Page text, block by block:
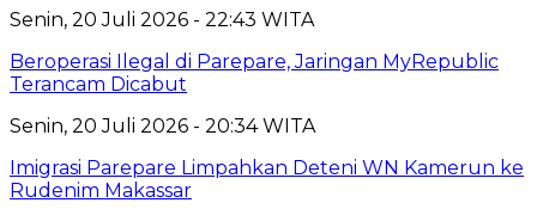
Senin, 20 Juli 2026 - 22:43 WITA
Beroperasi Ilegal di Parepare, Jaringan MyRepublic
Terancam Dicabut
Senin, 20 Juli 2026 - 20:34 WITA
Imigrasi Parepare Limpahkan Deteni WN Kamerun ke
Rudenim Makassar